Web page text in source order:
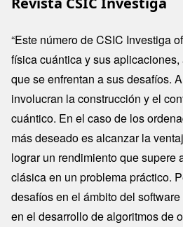
“Este número de CSIC Investiga
física cuántica y sus
que se enfrentan a sus desafíos.
involucran la construcción y el
cuántico. En el caso de los
más deseado es alcanzar la
lograr un rendimiento que supere
clásica en un problema práctico.
desafíos en el ámbito del
en el desarrollo de algoritmos de